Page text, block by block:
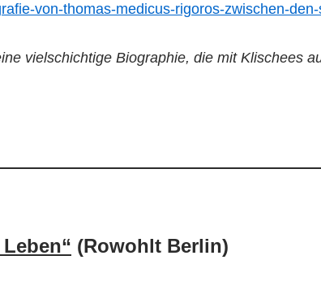
von-thomas-medicus-rigoros-zwischen-
vielschichtige Biographie, die mit Klischees
(Rowohlt Berlin)